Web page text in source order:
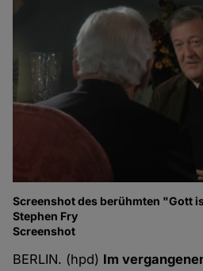
Screenshot des berühmten "Gott
Stephen Fry
Screenshot
BERLIN. (hpd) Im